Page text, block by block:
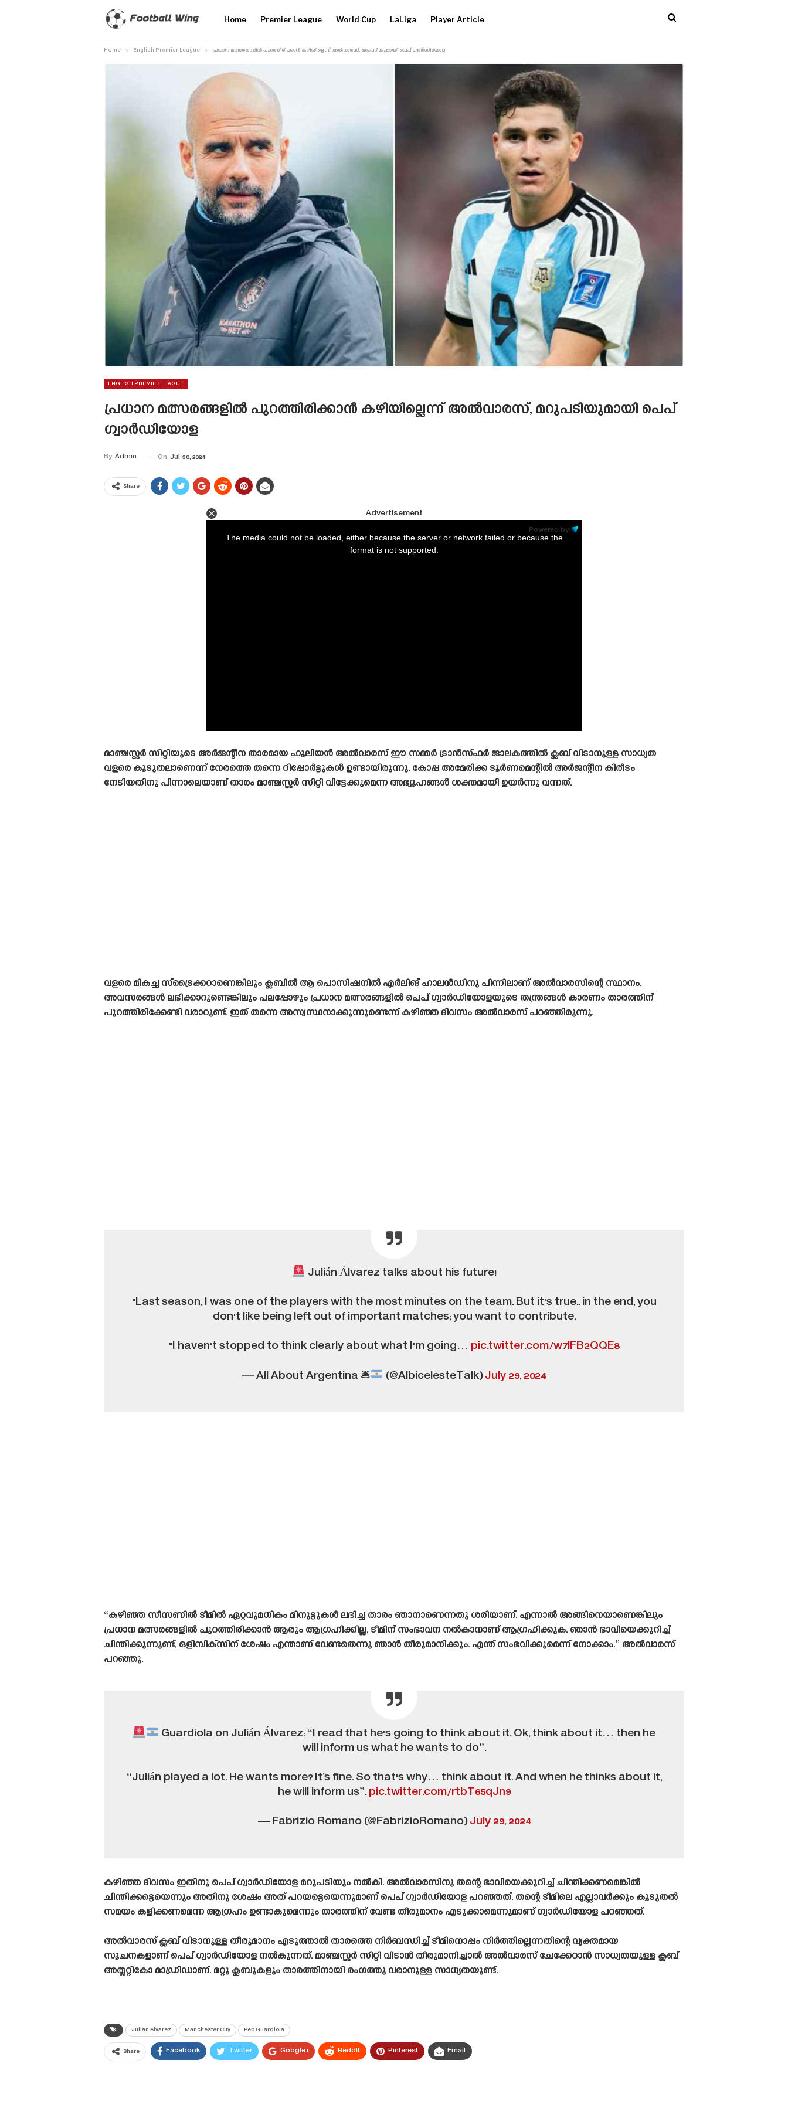
Home Premier League World Cup LaLiga Player Article
Home English Premier League പ്രധാന മത്സരങ്ങളിൽ പുറത്തിരിക്കാൻ കഴിയില്ലെന്ന് അൽവാരസ്, മറുപടിയുമായി പെപ് ഗ്വാർഡിയോള
ENGLISH PREMIER LEAGUE
പ്രധാന മത്സരങ്ങളിൽ പുറത്തിരിക്കാൻ കഴിയില്ലെന്ന് അൽവാരസ്, മറുപടിയുമായി പെപ്
ഗ്വാർഡിയോള
By Admin On Jul 30, 2024
Share
Advertisement
Powered by:
The media could not be loaded, either because the server or network failed or because the
format is not supported.
മാഞ്ചസ്റ്റർ സിറ്റിയുടെ അർജന്റീന താരമായ ഹൂലിയൻ അൽവാരസ് ഈ സമ്മർ ട്രാൻസ്‌ഫർ ജാലകത്തിൽ ക്ലബ് വിടാനുള്ള സാധ്യത
വളരെ കൂടുതലാണെന്ന് നേരത്തെ തന്നെ റിപ്പോർട്ടുകൾ ഉണ്ടായിരുന്നു. കോപ്പ അമേരിക്ക ടൂർണമെന്റിൽ അർജന്റീന കിരീടം
നേടിയതിനു പിന്നാലെയാണ് താരം മാഞ്ചസ്റ്റർ സിറ്റി വിട്ടേക്കുമെന്ന അഭ്യൂഹങ്ങൾ ശക്തമായി ഉയർന്നു വന്നത്.
വളരെ മികച്ച സ്‌ട്രൈക്കറാണെങ്കിലും ക്ലബിൽ ആ പൊസിഷനിൽ എർലിങ് ഹാലൻഡിനു പിന്നിലാണ് അൽവാരസിന്റെ സ്ഥാനം.
അവസരങ്ങൾ ലഭിക്കാറുണ്ടെങ്കിലും പലപ്പോഴും പ്രധാന മത്സരങ്ങളിൽ പെപ് ഗ്വാർഡിയോളയുടെ തന്ത്രങ്ങൾ കാരണം താരത്തിന്
പുറത്തിരിക്കേണ്ടി വരാറുണ്ട്. ഇത് തന്നെ അസ്വസ്ഥനാക്കുന്നുണ്ടെന്ന് കഴിഞ്ഞ ദിവസം അൽവാരസ് പറഞ്ഞിരുന്നു.
Julián Álvarez talks about his future!
"Last season, I was one of the players with the most minutes on the team. But it's true.. in the end, you
don't like being left out of important matches; you want to contribute.
"I haven't stopped to think clearly about what I'm going… pic.twitter.com/w7lFB2QQE8
— All About Argentina 🛎 (@AlbicelesteTalk)July 29, 2024
“കഴിഞ്ഞ സീസണിൽ ടീമിൽ ഏറ്റവുമധികം മിനുട്ടുകൾ ലഭിച്ച താരം ഞാനാണെന്നതു ശരിയാണ്. എന്നാൽ അങ്ങിനെയാണെങ്കിലും
പ്രധാന മത്സരങ്ങളിൽ പുറത്തിരിക്കാൻ ആരും ആഗ്രഹിക്കില്ല, ടീമിന് സംഭാവന നൽകാനാണ് ആഗ്രഹിക്കുക. ഞാൻ ഭാവിയെക്കുറിച്ച്
ചിന്തിക്കുന്നുണ്ട്, ഒളിമ്പിക്‌സിന് ശേഷം എന്താണ് വേണ്ടതെന്നു ഞാൻ തീരുമാനിക്കും. എന്ത് സംഭവിക്കുമെന്ന് നോക്കാം.” അൽവാരസ്
പറഞ്ഞു.
Guardiola on Julián Álvarez: “I read that he's going to think about it. Ok, think about it… then he
will inform us what he wants to do”.
“Julián played a lot. He wants more? It’s fine. So that's why… think about it. And when he thinks about it,
he will inform us”.pic.twitter.com/rtbT65qJn9
— Fabrizio Romano (@FabrizioRomano)July 29, 2024
കഴിഞ്ഞ ദിവസം ഇതിനു പെപ് ഗ്വാർഡിയോള മറുപടിയും നൽകി. അൽവാരസിനു തന്റെ ഭാവിയെക്കുറിച്ച് ചിന്തിക്കണമെങ്കിൽ
ചിന്തിക്കട്ടെയെന്നും അതിനു ശേഷം അത് പറയട്ടെയെന്നുമാണ് പെപ് ഗ്വാർഡിയോള പറഞ്ഞത്. തന്റെ ടീമിലെ എല്ലാവർക്കും കൂടുതൽ
സമയം കളിക്കണമെന്ന ആഗ്രഹം ഉണ്ടാകുമെന്നും താരത്തിന് വേണ്ട തീരുമാനം എടുക്കാമെന്നുമാണ് ഗ്വാർഡിയോള പറഞ്ഞത്.
അൽവാരസ് ക്ലബ് വിടാനുള്ള തീരുമാനം എടുത്താൽ താരത്തെ നിർബന്ധിച്ച് ടീമിനൊപ്പം നിർത്തില്ലെന്നതിന്റെ വ്യക്തമായ
സൂചനകളാണ് പെപ് ഗ്വാർഡിയോള നൽകുന്നത്. മാഞ്ചസ്റ്റർ സിറ്റി വിടാൻ തീരുമാനിച്ചാൽ അൽവാരസ് ചേക്കേറാൻ സാധ്യതയുള്ള ക്ലബ്
അത്ലറ്റികോ മാഡ്രിഡാണ്. മറ്റു ക്ലബുകളും താരത്തിനായി രംഗത്തു വരാനുള്ള സാധ്യതയുണ്ട്.
Julian Alvarez Manchester City Pep Guardiola
Share Facebook Twitter Google+ ReddIt Pinterest Email